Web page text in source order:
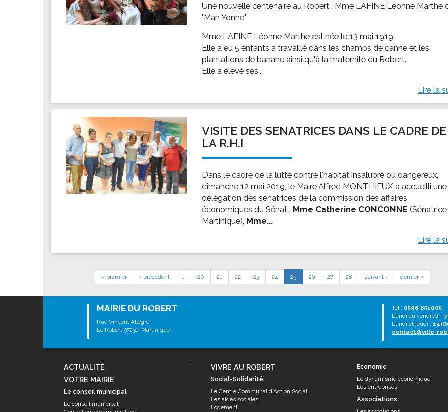
Une nouvelle centenaire au Robert : Mme LAFINE Léonne Marthe
"Man Yonne"
Mme LAFINE Léonne Marthe est née le 13 mai 1919.
Elle a eu 5 enfants a travaillé dans les champs de canne et les
plantations de banane ainsi qu'à la maternité du Robert.
Elle a élevé ses...
Lire la
VISITE DES SENATRICES DANS LE CADRE DE
LA R.H.I
Dans le cadre de la lutte contre l'habitat insalubre ou dangereux,
dimanche 12 mai 2019, le Maire Alfred MONTHIEUX a accueilli une
délégation des sénatrices de la commission des affaires
économiques du Sénat : Mme Catherine CONCONNE
Martinique), Mme...
Lire la
« premier ‹ précédent 20 21 22 23 24 25 26 27 28 suivant › dernier »
MAIRIE DU ROBERT
Rue Vincent Allègre,
Le Robert 97231, Martinique
Tél : 0596 651005
Lundi au vendredi :
Lundi et jeudi :
contact@ville-
ACTUALITÉ
VOTRE MAIRIE
Le conseil municipal
Le conseil municipal
VIVRE AU ROBERT
Social-Solidarité
Le Centre Communal d'Action Social
Les aides sociales
Logement
Economie
Le dynamisme économique
Les entreprises
Associations